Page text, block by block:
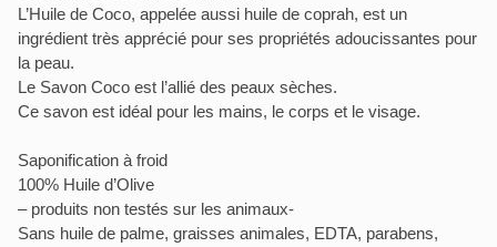
L’Huile de Coco, appelée aussi huile de coprah, est un
ingrédient très apprécié pour ses propriétés adoucissantes pour
la peau.
Le Savon Coco est l’allié des peaux sèches.
Ce savon est idéal pour les mains, le corps et le visage.
Saponification à froid
100% Huile d’Olive
– produits non testés sur les animaux-
Sans huile de palme, graisses animales, EDTA, parabens,